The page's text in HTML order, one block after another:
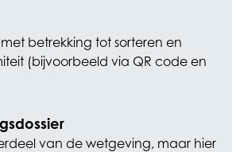
betrekking tot sorteren en
(bijvoorbeeld via QR code en
van de wetgeving, maar hier